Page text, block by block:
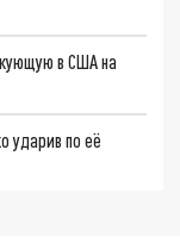
в США на
ударив по её